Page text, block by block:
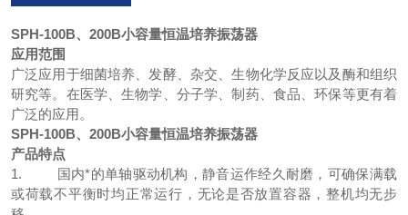
SPH-100B、200B小容量恒温培养振荡器
应用范围
广泛应用于细菌培养、发酵、杂交、生物化学反应以及酶和组织
研究等。在医学、生物学、分子学、制药、食品、环保等更有着
广泛的应用。
SPH-100B、200B小容量恒温培养振荡器
产品特点
1. 国内*的单轴驱动机构，静音运作经久耐磨，可确保满载
或荷载不平衡时均正常运行，无论是否放置容器，整机均无步